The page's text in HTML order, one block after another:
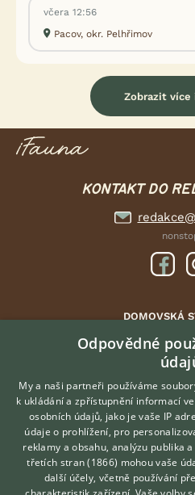
včera 12:56
Pacov, okr. Pelhřimov
Zobrazit více
KONTAKT DO
DOMOVSKÁ
ČLÁNKY
ATLAS
O nás
Možnosti
Odpovědné
My a naši partneři používáme
k ukládání a zpřístupnění informací
osobních údajů, jako je vaše IP
údaje o prohlížení, pro
reklamy a obsahu, analýzu publika
třetích stran (1866) mohou vaše
další účely, včetně používání